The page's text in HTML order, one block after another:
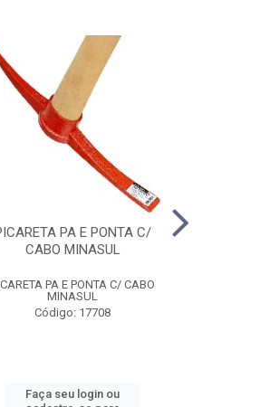
PA E PONTA C/
CABO MINASUL
PA E PONTA C/ CABO
MINASUL
Código: 17708
Faça seu login ou